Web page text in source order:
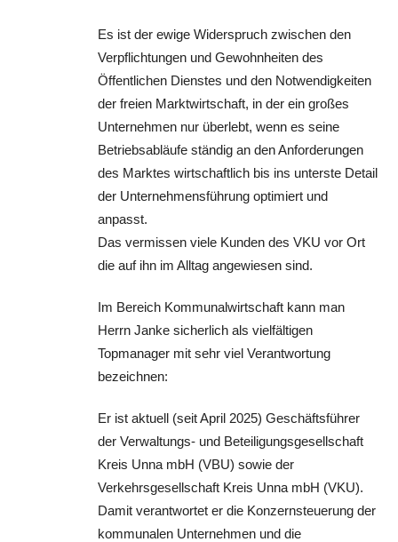
Es ist der ewige Widerspruch zwischen den
Verpflichtungen und Gewohnheiten des
Öffentlichen Dienstes und den Notwendigkeiten
der freien Marktwirtschaft, in der ein großes
Unternehmen nur überlebt, wenn es seine
Betriebsabläufe ständig an den Anforderungen
des Marktes wirtschaftlich bis ins unterste Detail
der Unternehmensführung optimiert und
anpasst.
Das vermissen viele Kunden des VKU vor Ort
die auf ihn im Alltag angewiesen sind.
Im Bereich Kommunalwirtschaft kann man
Herrn Janke sicherlich als vielfältigen
Topmanager mit sehr viel Verantwortung
bezeichnen:
Er ist aktuell (seit April 2025) Geschäftsführer
der Verwaltungs- und Beteiligungsgesellschaft
Kreis Unna mbH (VBU) sowie der
Verkehrsgesellschaft Kreis Unna mbH (VKU).
Damit verantwortet er die Konzernsteuerung der
kommunalen Unternehmen und die